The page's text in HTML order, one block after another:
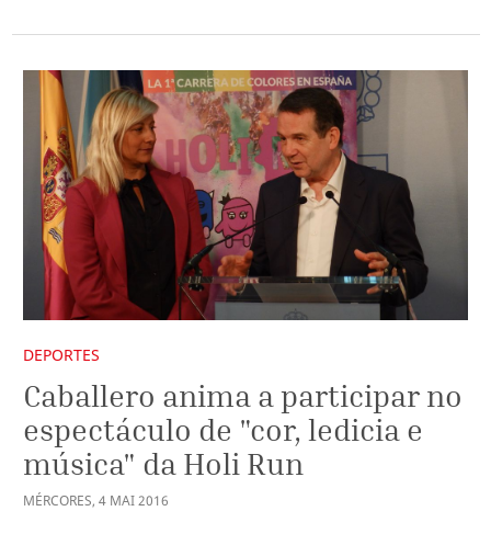
DEPORTES
Caballero anima a participar no
espectáculo de "cor, ledicia e
música" da Holi Run
MÉRCORES, 4 MAI2016